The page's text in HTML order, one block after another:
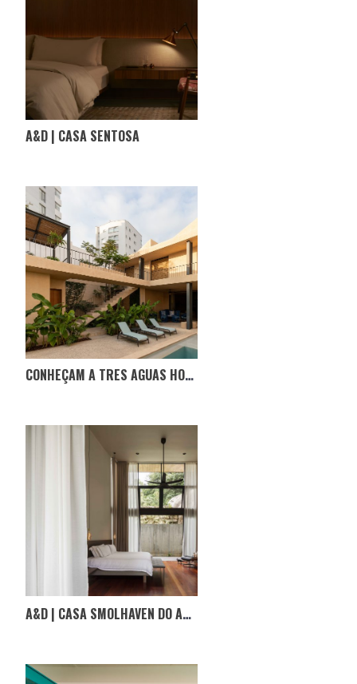
A&D | CASA SENTOSA
CONHEÇAM A TRES AGUAS HOUSE, NO EQUADOR
A&D | CASA SMOLHAVEN DO ARQUITETO CHOO GIM WAH